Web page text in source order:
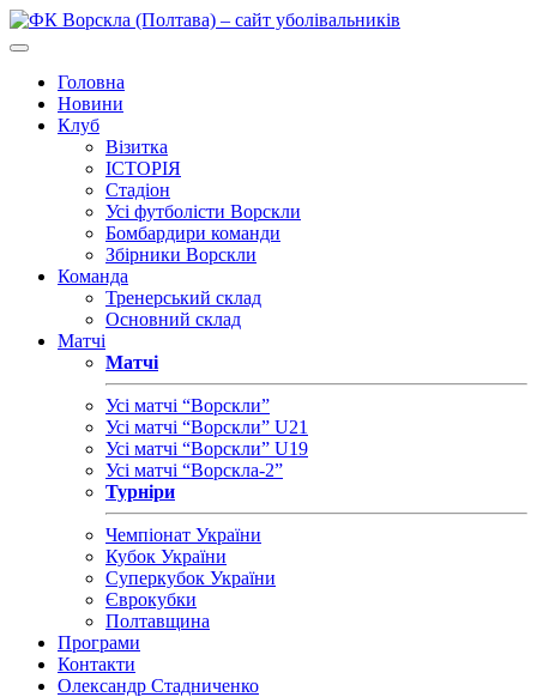
Головна
Новини
Клуб
Візитка
ІСТОРІЯ
Стадіон
Усі футболісти Ворскли
Бомбардири команди
Збірники Ворскли
Команда
Тренерський склад
Основний склад
Матчі
Матчі
Усі матчі “Ворскли”
Усі матчі “Ворскли” U21
Усі матчі “Ворскли” U19
Усі матчі “Ворскла-2”
Турніри
Чемпіонат України
Кубок України
Суперкубок України
Єврокубки
Полтавщина
Програми
Контакти
Олександр Стадниченко